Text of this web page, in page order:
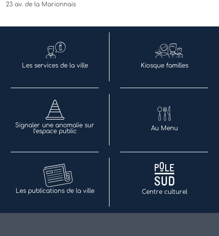
23 av. de la Marionnais
Les services de la ville Kiosque familles
Signaler une anomalie sur
l’espace public
Au Menu
Les publications de la ville Centre culturel